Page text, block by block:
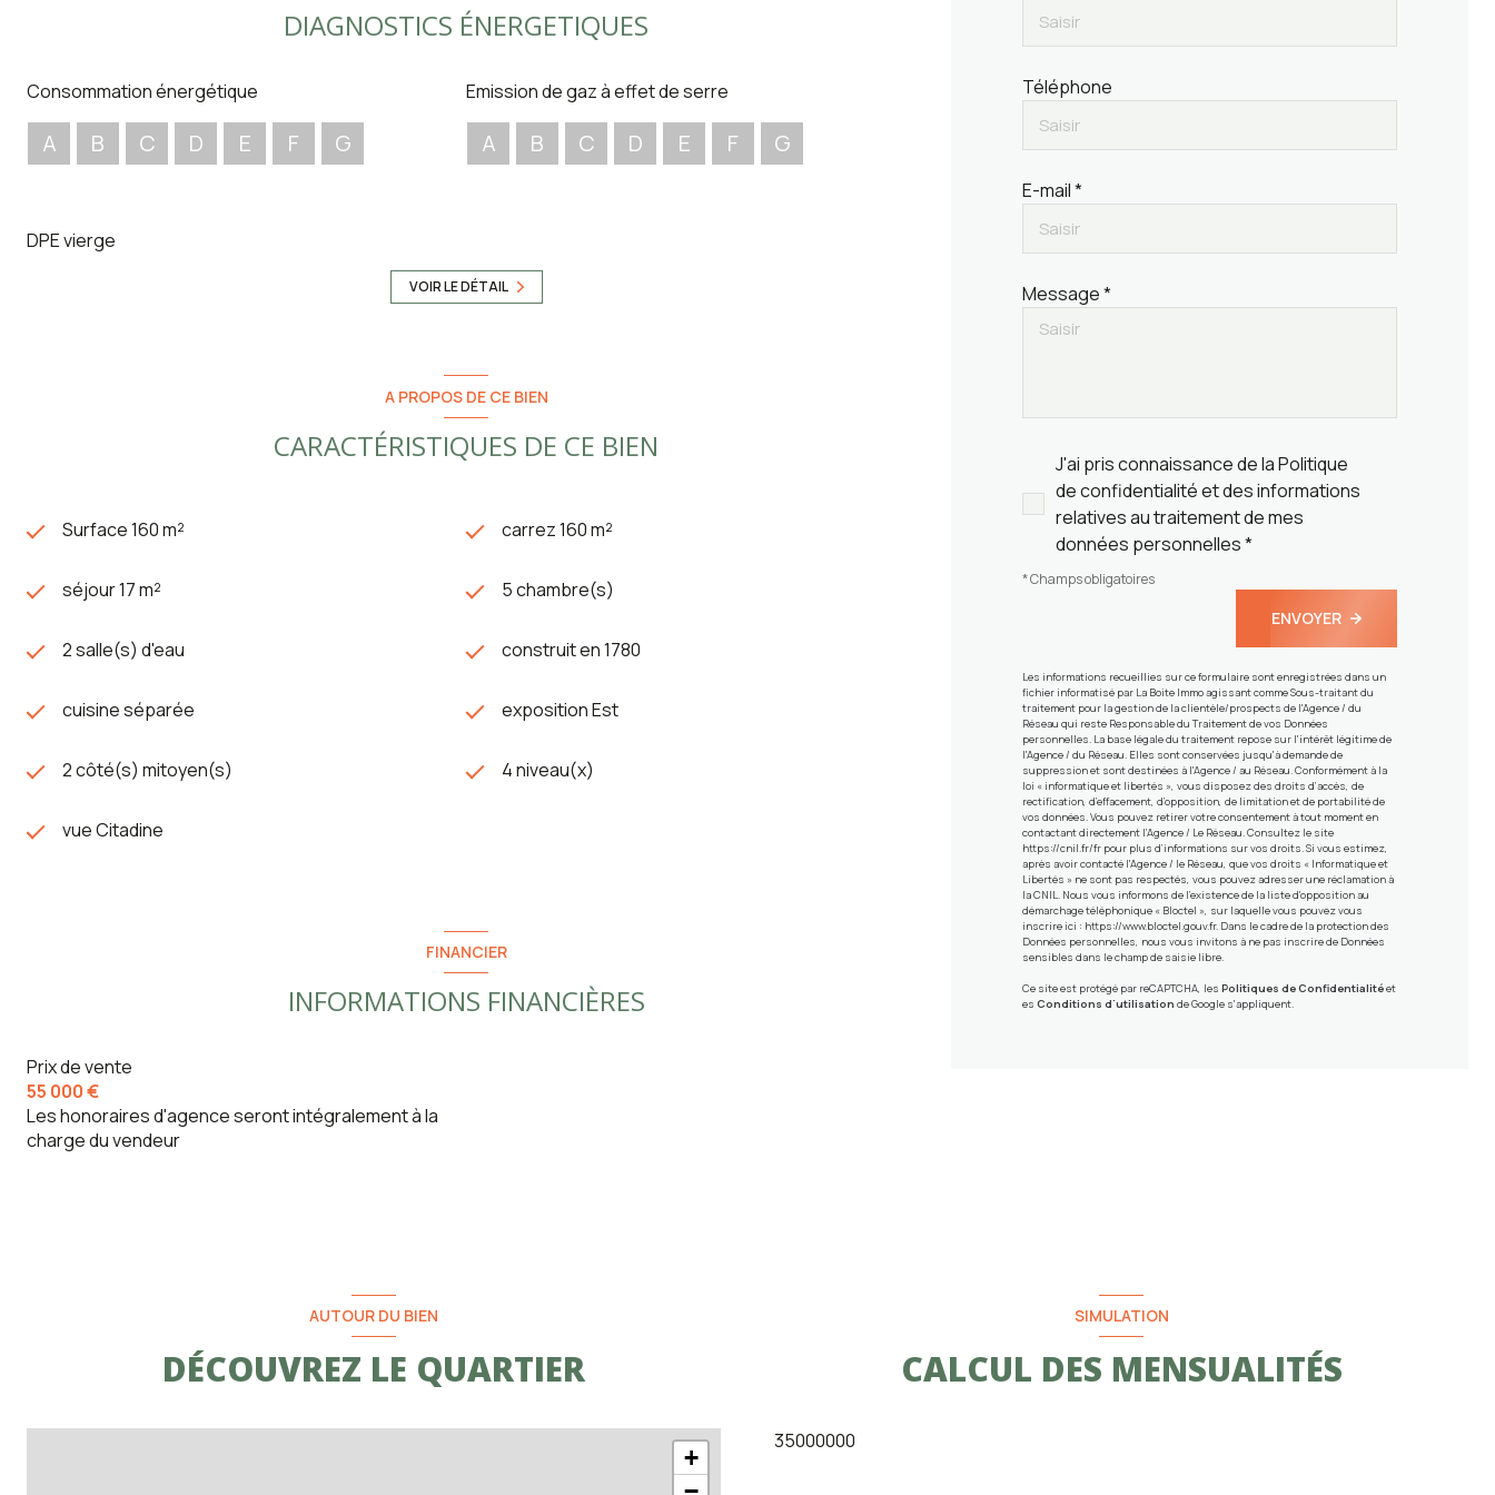
Grenier de 27 m² plus une mezzanine de rangement de 12 m².
Travaux à prévoir :
Electricité à remettre aux normes, mode de chauffage, isolation, menuiseries
extérieures, placo-platre, petite maçonnerie, modernisation salle d'eau.
DIAGNOSTICS ÉNERGETIQUES
Consommation énergétique
A B C D E F G
Emission de gaz à effet de serre
A B C D E F G
DPE vierge
VOIR LE DÉTAIL
A PROPOS DE CE BIEN
CARACTÉRISTIQUES DE CE BIEN
Surface 160 m² carrez 160 m²
séjour 17 m² 5 chambre(s)
2 salle(s) d'eau construit en 1780
cuisine séparée exposition Est
2 côté(s) mitoyen(s) 4 niveau(x)
vue Citadine
FINANCIER
INFORMATIONS FINANCIÈRES
Prix de vente
55 000 €
Les honoraires d'agence seront intégralement à la
charge du vendeur
Téléphone
E-mail *
Message *
J'ai pris connaissance de la Politique
de confidentialité et des informations
relatives au traitement de mes
données personnelles *
* Champs obligatoires
ENVOYER
Les informations recueillies sur ce formulaire sont enregistrées dans un
fichier informatisé par La Boite Immo agissant comme Sous-traitant du
traitement pour la gestion de la clientèle/prospects de l'Agence / du
Réseau qui reste Responsable du Traitement de vos Données
personnelles. La base légale du traitement repose sur l'intérêt légitime de
l'Agence / du Réseau. Elles sont conservées jusqu'à demande de
suppression et sont destinées à l'Agence / au Réseau. Conformément à la
loi « informatique et libertés », vous disposez des droits d’accès, de
rectification, d’effacement, d’opposition, de limitation et de portabilité de
vos données. Vous pouvez retirer votre consentement à tout moment en
contactant directement l’Agence / Le Réseau. Consultez le site
https://cnil.fr/frpour plus d’informations sur vos droits. Si vous estimez,
après avoir contacté l'Agence / le Réseau, que vos droits « Informatique et
Libertés » ne sont pas respectés, vous pouvez adresser une réclamation à
la CNIL. Nous vous informons de l’existence de la liste d'opposition au
démarchage téléphonique « Bloctel », sur laquelle vous pouvez vous
inscrire ici : https://www.bloctel.gouv.fr. Dans le cadre de la protection des
Données personnelles, nous vous invitons à ne pas inscrire de Données
sensibles dans le champ de saisie libre.
Ce site est protégé par reCAPTCHA, les Politiques de Confidentialitéet
es Conditions d'utilisation de Google s'appliquent.
AUTOUR DU BIEN
DÉCOUVREZ LE QUARTIER
+
SIMULATION
CALCUL DES MENSUALITÉS
35000000